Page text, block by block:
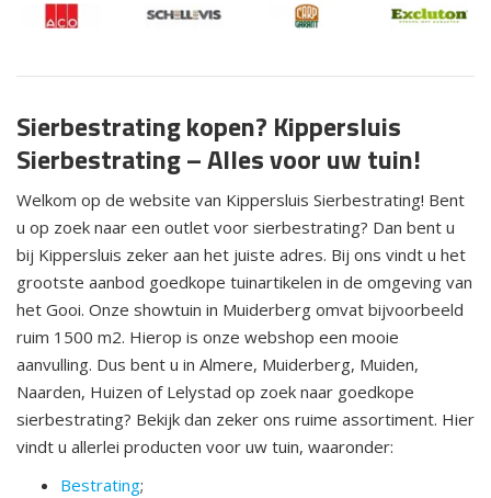
Sierbestrating kopen? Kippersluis
Sierbestrating – Alles voor uw tuin!
Welkom op de website van Kippersluis Sierbestrating! Bent
u op zoek naar een outlet voor sierbestrating? Dan bent u
bij Kippersluis zeker aan het juiste adres. Bij ons vindt u het
grootste aanbod goedkope tuinartikelen in de omgeving van
het Gooi. Onze showtuin in Muiderberg omvat bijvoorbeeld
ruim 1500 m2. Hierop is onze webshop een mooie
aanvulling. Dus bent u in Almere, Muiderberg, Muiden,
Naarden, Huizen of Lelystad op zoek naar goedkope
sierbestrating? Bekijk dan zeker ons ruime assortiment. Hier
vindt u allerlei producten voor uw tuin, waaronder:
Bestrating;